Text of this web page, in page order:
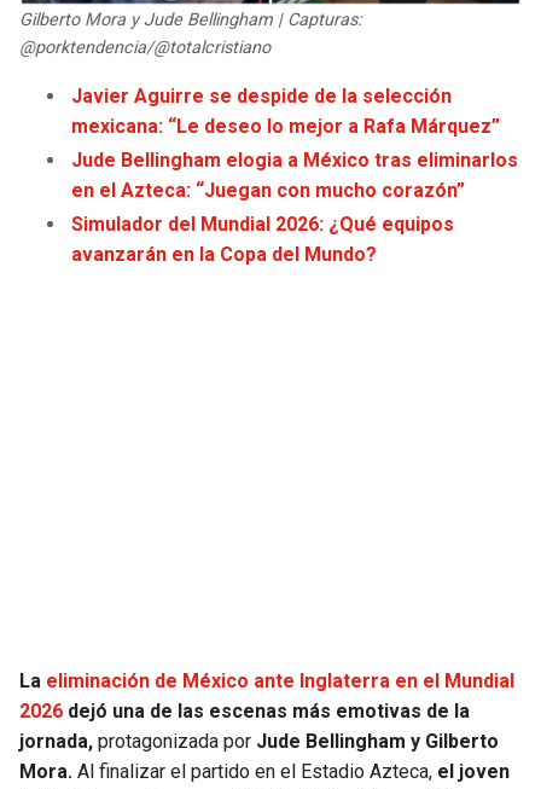
TITANS
GIANTS
EAGLES
COMMANDERS
PACKERS
VIKINGS
WARRIORS
LAKERS
SUNS
KINGS
TIMBERWOLVES
THUNDER
Gilberto Mora y Jude Bellingham | Capturas:
@porktendencia/@totalcristiano
Javier Aguirre se despide de la selección
mexicana: “Le deseo lo mejor a Rafa Márquez”
Jude Bellingham elogia a México tras eliminarlos
en el Azteca: “Juegan con mucho corazón”
Simulador del Mundial 2026: ¿Qué equipos
avanzarán en la Copa del Mundo?
La eliminación de México ante Inglaterra en el Mundial
2026 dejó una de las escenas más emotivas de la
jornada, protagonizada por Jude Bellingham y Gilberto
Mora. Al finalizar el partido en el Estadio Azteca, el joven